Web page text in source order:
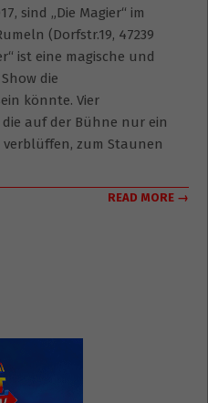
sind „Die Magier“ im
(Dorfstr.19, 47239
ist eine magische und
die
könnte. Vier
auf der Bühne nur ein
zum Staunen
READ MORE →